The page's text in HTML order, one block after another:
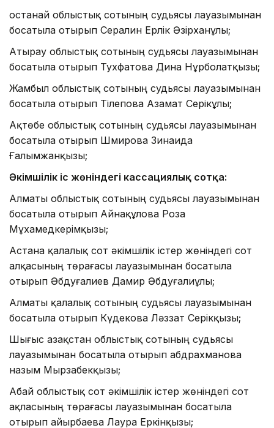
Қостанай облыстық сотының судьясы лауазымынан
босатыла отырып Сералин Ерлік Әзірханұлы;
Атырау облыстық сотының судьясы лауазымынан
босатыла отырып Тухфатова Дина Нұрболатқызы;
Жамбыл облыстық сотының судьясы лауазымынан
босатыла отырып Тілепова Азамат Серікұлы;
Ақтөбе облыстық сотының судьясы лауазымынан
босатыла отырып Шмирова Зинаида
Ғалымжанқызы;
Әкімшілік іс жөніндегі кассациялық сотқа:
Алматы облыстық сотының судьясы лауазымынан
босатыла отырып Айнақұлова Роза
Мұхамедкерімқызы;
Астана қалалық сот әкімшілік істер жөніндегі сот
алқасының төрағасы лауазымынан босатыла
отырып Әбдуғалиев Дамир Әбдуғалиұлы;
Алматы қалалық сотының судьясы лауазымынан
босатыла отырып Күдекова Ләззат Серікқызы;
Шығыс Қазақстан облыстық сотының судьясы
лауазымынан босатыла отырып Қабдрахманова
назым Мырзабекқызы;
Абай облыстық сот әкімшілік істер жөніндегі сот
ақласының төрағасы лауазымынан босатыла
отырып Қайырбаева Лаура Еркінқызы;